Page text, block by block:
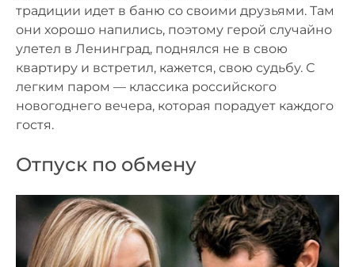
традиции идет в баню со своими друзьями. Там
они хорошо напились, поэтому герой случайно
улетел в Ленинград, поднялся не в свою
квартиру и встретил, кажется, свою судьбу. С
легким паром — классика российского
новогоднего вечера, которая порадует каждого
гостя.
Отпуск по обмену